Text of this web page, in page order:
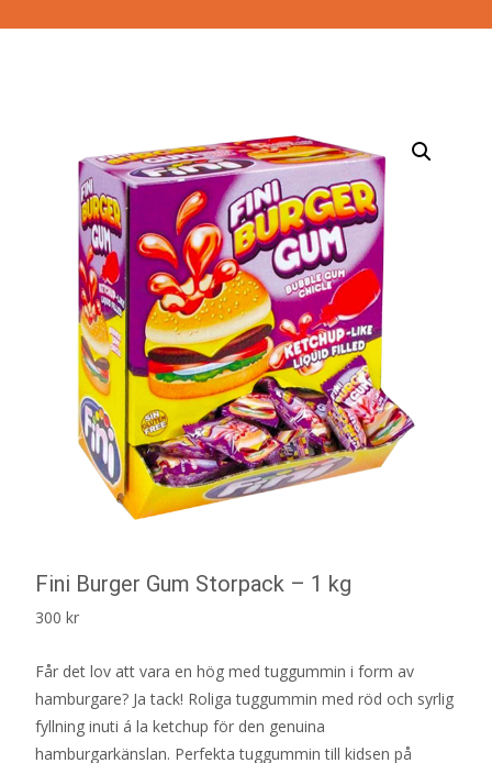
Fini Burger Gum Storpack – 1 kg
300 kr
Får det lov att vara en hög med tuggummin i form av
hamburgare? Ja tack! Roliga tuggummin med röd och syrlig
fyllning inuti á la ketchup för den genuina
hamburgarkänslan. Perfekta tuggummin till kidsen på